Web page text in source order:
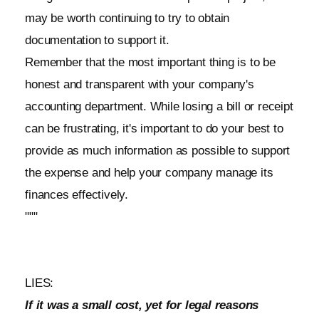
may be worth continuing to try to obtain
documentation to support it.
Remember that the most important thing is to be
honest and transparent with your company's
accounting department. While losing a bill or receipt
can be frustrating, it's important to do your best to
provide as much information as possible to support
the expense and help your company manage its
finances effectively.
"""
LIES:
If it was a small cost, yet for legal reasons